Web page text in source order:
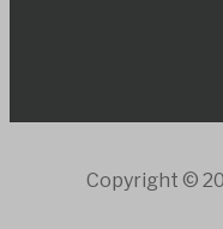
Copyright ©